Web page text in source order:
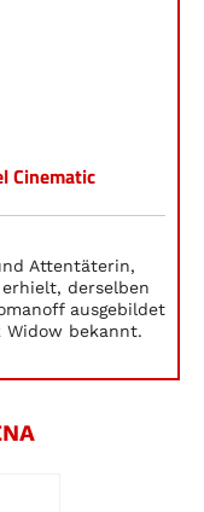
Cinematic
Attentäterin,
derselben
ausgebildet
Widow bekannt.